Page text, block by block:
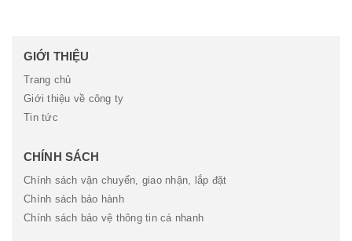
GIỚI THIỆU
Trang chủ
Giới thiệu về công ty
Tin tức
CHÍNH SÁCH
Chính sách vận chuyển, giao nhận, lắp đặt
Chính sách bảo hành
Chính sách bảo vệ thông tin cá nhanh